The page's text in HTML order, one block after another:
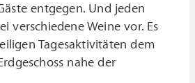
entgegen. Und jeden
verschiedene Weine vor. Es
Tagesaktivitäten dem
nahe der